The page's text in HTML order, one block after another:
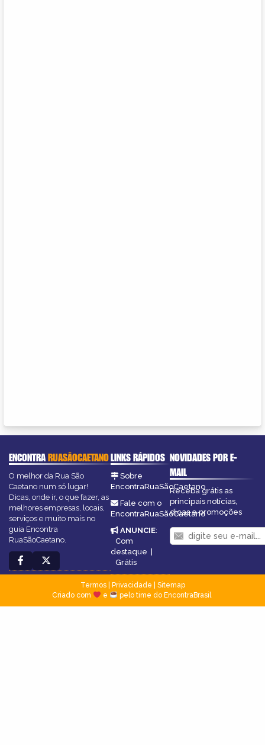
ENCONTRARUASÃOCAETANO
O melhor da Rua São
Caetano num só lugar!
Dicas, onde ir, o que fazer, as
melhores empresas, locais,
serviços e muito mais no
guia Encontra
RuaSãoCaetano.
LINKS RÁPIDOS
Sobre
EncontraRuaSãoCaetano
Fale com o
EncontraRuaSãoCaetano
ANUNCIE:
Com
destaque |
Grátis
NOVIDADES POR E-
MAIL
Receba grátis as
principais notícias,
dicas e promoções
Termos| Privacidade
Sitemap
Criado com
e pelo time do EncontraBrasil